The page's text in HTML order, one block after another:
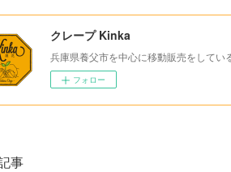
クレープ Kinka
兵庫県養父市を中心に移動販売をしてい
フォロー
事